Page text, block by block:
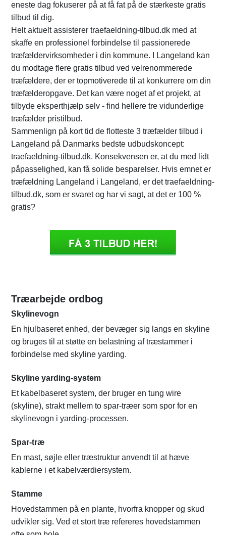
eneste dag fokuserer på at få fat på de stærkeste gratis
tilbud til dig.
Helt aktuelt assisterer traefaeldning-tilbud.dk med at
skaffe en professionel forbindelse til passionerede
træfældervirksomheder i din kommune. I Langeland kan
du modtage flere gratis tilbud ved velrenommerede
træfældere, der er topmotiverede til at konkurrere om din
træfælderopgave. Det kan være noget af et projekt, at
tilbyde eksperthjælp selv - find hellere tre vidunderlige
træfælder pristilbud.
Sammenlign på kort tid de flotteste 3 træfælder tilbud i
Langeland på Danmarks bedste udbudskoncept:
traefaeldning-tilbud.dk. Konsekvensen er, at du med lidt
påpasselighed, kan få solide besparelser. Hvis emnet er
træfældning Langeland i Langeland, er det traefaeldning-
tilbud.dk, som er svaret og har vi sagt, at det er 100 %
gratis?
Træarbejde ordbog
Skylinevogn
En hjulbaseret enhed, der bevæger sig langs en skyline
og bruges til at støtte en belastning af træstammer i
forbindelse med skyline yarding.
Skyline yarding-system
Et kabelbaseret system, der bruger en tung wire
(skyline), strakt mellem to spar-træer som spor for en
skylinevogn i yarding-processen.
Spar-træ
En mast, søjle eller træstruktur anvendt til at hæve
kablerne i et kabelværdiersystem.
Stamme
Hovedstammen på en plante, hvorfra knopper og skud
udvikler sig. Ved et stort træ refereres hovedstammen